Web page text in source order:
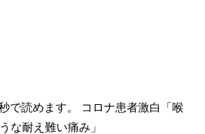
で読めます。 コロナ患者激白「喉
な耐え難い痛み」